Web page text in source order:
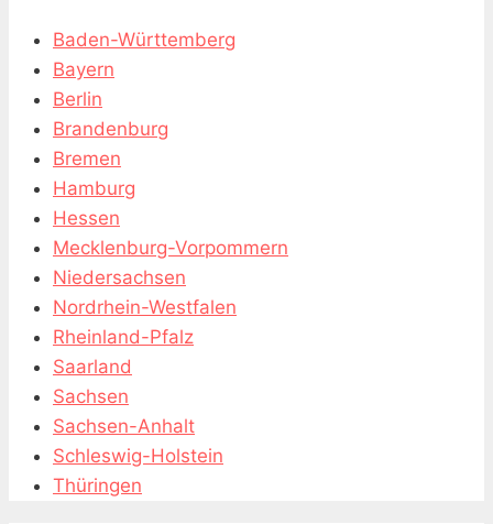
Baden-Württemberg
Bayern
Berlin
Brandenburg
Bremen
Hamburg
Hessen
Mecklenburg-Vorpommern
Niedersachsen
Nordrhein-Westfalen
Rheinland-Pfalz
Saarland
Sachsen
Sachsen-Anhalt
Schleswig-Holstein
Thüringen